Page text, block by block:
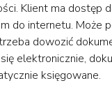
Klient ma dostęp
do internetu. Może
dowozić
elektronicznie,
księgowane.